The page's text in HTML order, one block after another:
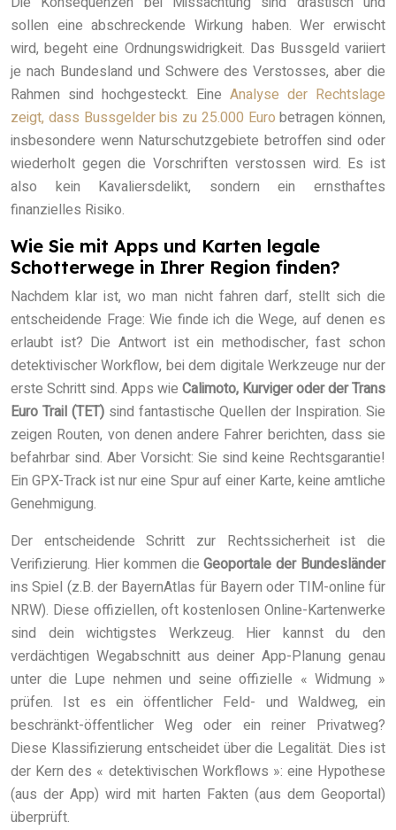
sollen eine abschreckende Wirkung haben. Wer erwischt
wird, begeht eine Ordnungswidrigkeit. Das Bussgeld variiert
je nach Bundesland und Schwere des Verstosses, aber die
Rahmen sind hochgesteckt. Eine Analyse der Rechtslage
zeigt, dass Bussgelder bis zu 25.000 Euro betragen können,
insbesondere wenn Naturschutzgebiete betroffen sind oder
wiederholt gegen die Vorschriften verstossen wird. Es ist
also kein Kavaliersdelikt, sondern ein ernsthaftes
finanzielles Risiko.
Wie Sie mit Apps und Karten legale
Schotterwege in Ihrer Region finden?
Nachdem klar ist, wo man nicht fahren darf, stellt sich die
entscheidende Frage: Wie finde ich die Wege, auf denen es
erlaubt ist? Die Antwort ist ein methodischer, fast schon
detektivischer Workflow, bei dem digitale Werkzeuge nur der
erste Schritt sind. Apps wie Calimoto, Kurviger oder der Trans
Euro Trail (TET) sind fantastische Quellen der Inspiration. Sie
zeigen Routen, von denen andere Fahrer berichten, dass sie
befahrbar sind. Aber Vorsicht: Sie sind keine Rechtsgarantie!
Ein GPX-Track ist nur eine Spur auf einer Karte, keine amtliche
Genehmigung.
Der entscheidende Schritt zur Rechtssicherheit ist die
Verifizierung. Hier kommen dieGeoportale der Bundesländer
ins Spiel (z.B. der BayernAtlas für Bayern oder TIM-online für
NRW). Diese offiziellen, oft kostenlosen Online-Kartenwerke
sind dein wichtigstes Werkzeug. Hier kannst du den
verdächtigen Wegabschnitt aus deiner App-Planung genau
unter die Lupe nehmen und seine offizielle « Widmung »
prüfen. Ist es ein öffentlicher Feld- und Waldweg, ein
beschränkt-öffentlicher Weg oder ein reiner Privatweg?
Diese Klassifizierung entscheidet über die Legalität. Dies ist
der Kern des « detektivischen Workflows »: eine Hypothese
(aus der App) wird mit harten Fakten (aus dem Geoportal)
überprüft.